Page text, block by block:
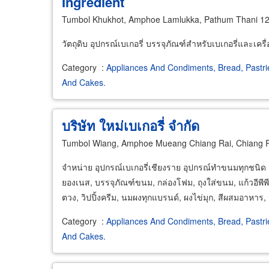
Tumbol Khukhot, Amphoe Lamlukka, Pathum Thani
วัตถุดิบ อุปกรณ์เบเกอรี่ บรรจุภัณฑ์สำหรับเบเกอรี่และเค
Category : Appliances And Condiments, Bread,
And Cakes.
บริษัท ใหม่เบเกอรี่ จำกัด
Tumbol Wiang, Amphoe Mueang Chiang Rai, Chiang
จำหน่าย อุปกรณ์เบเกอรี่เชียงราย อุปกรณ์ทำขนมทุกชนิด
ยองเนส, บรรจุภัณฑ์ขนม, กล่องโฟม, ถุงใส่ขนม, แก้วอีพี
ตวง, วิปปิ้งครีม, นมผงทุกแบรนด์, ผงไข่มุก, สีผสมอาหา
Category : Appliances And Condiments, Bread,
And Cakes.